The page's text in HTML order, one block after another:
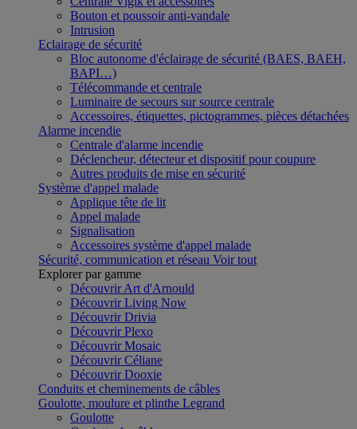
Bouton et poussoir anti-vandale
Intrusion
Eclairage de sécurité
Bloc autonome d'éclairage de sécurité (BAES, BAEH,
BAPI…)
Télécommande et centrale
Luminaire de secours sur source centrale
Accessoires, étiquettes, pictogrammes, pièces détachées
Alarme incendie
Centrale d'alarme incendie
Déclencheur, détecteur et dispositif pour coupure
Autres produits de mise en sécurité
Système d'appel malade
Applique tête de lit
Appel malade
Signalisation
Accessoires système d'appel malade
Sécurité, communication et réseau Voir tout
Explorer par gamme
Découvrir Art d'Arnould
Découvrir Living Now
Découvrir Drivia
Découvrir Plexo
Découvrir Mosaic
Découvrir Céliane
Découvrir Dooxie
Conduits et cheminements de câbles
Goulotte, moulure et plinthe Legrand
Goulotte